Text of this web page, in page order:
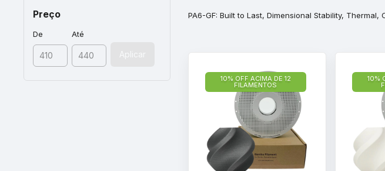
Preço
De Até
Aplicar
PA6-GF: Built to Last, Dimensional Stability,
10% OFF ACIMA DE 12
FILAMENTOS
10%